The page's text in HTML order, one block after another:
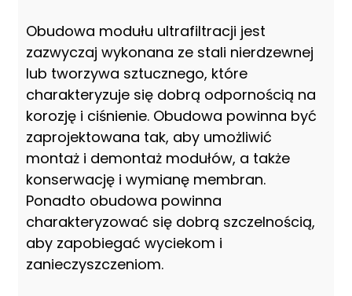
Obudowa modułu ultrafiltracji jest
zazwyczaj wykonana ze stali nierdzewnej
lub tworzywa sztucznego, które
charakteryzuje się dobrą odpornością na
korozję i ciśnienie. Obudowa powinna być
zaprojektowana tak, aby umożliwić
montaż i demontaż modułów, a także
konserwację i wymianę membran.
Ponadto obudowa powinna
charakteryzować się dobrą szczelnością,
aby zapobiegać wyciekom i
zanieczyszczeniom.